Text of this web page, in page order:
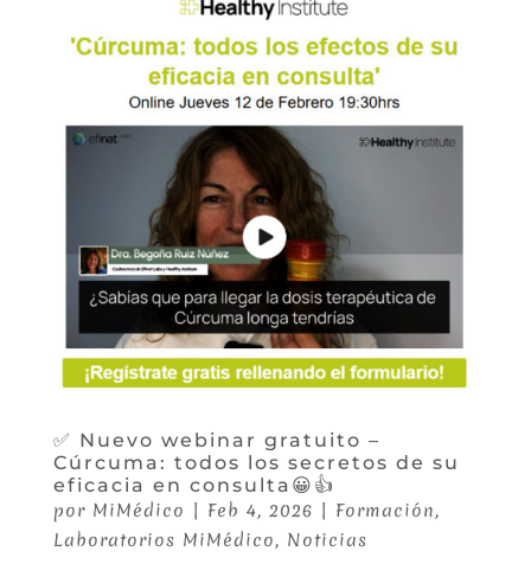
✅ Nuevo webinar gratuito –
Cúrcuma: todos los secretos de su
eficacia en consulta😀👍
por MiMédico | Feb 4, 2026 | Formación,
Laboratorios MiMédico, Noticias